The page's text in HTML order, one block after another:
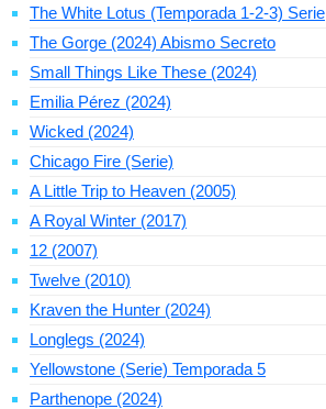
The White Lotus (Temporada 1-2-3) Serie
The Gorge (2024) Abismo Secreto
Small Things Like These (2024)
Emilia Pérez (2024)
Wicked (2024)
Chicago Fire (Serie)
A Little Trip to Heaven (2005)
A Royal Winter (2017)
12 (2007)
Twelve (2010)
Kraven the Hunter (2024)
Longlegs (2024)
Yellowstone (Serie) Temporada 5
Parthenope (2024)